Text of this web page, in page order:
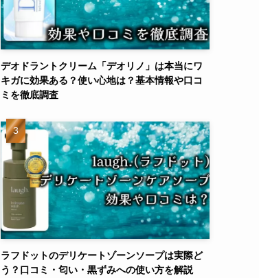
デオドラントクリーム「デオリノ」は本当にワ
キガに効果ある？使い心地は？基本情報や口コ
ミを徹底調査
ラフドットのデリケートゾーンソープは実際ど
う？口コミ・匂い・黒ずみへの使い方を解説